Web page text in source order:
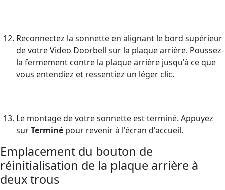
Reconnectez la sonnette en alignant le bord supérieur
de votre Video Doorbell sur la plaque arrière. Poussez-
la fermement contre la plaque arrière jusqu'à ce que
vous entendiez et ressentiez un léger clic.
Le montage de votre sonnette est terminé. Appuyez
surTerminé pour revenir à l'écran d'accueil.
Emplacement du bouton de
réinitialisation de la plaque arrière à
deux trous